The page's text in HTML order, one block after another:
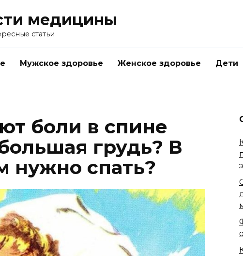
медицины
статьи
Мужское здоровье Женское здоровье Дети
боли в спине
грудь? В
нужно спать?